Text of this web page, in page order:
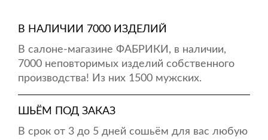
В НАЛИЧИИ 7000 ИЗДЕЛИЙ
В салоне-магазине ФАБРИКИ, в наличии,
7000 неповторимых изделий собственного
производства! Из них 1500 мужских.
ШЬЁМ ПОД ЗАКАЗ
В срок от 3 до 5 дней сошьём для вас любую